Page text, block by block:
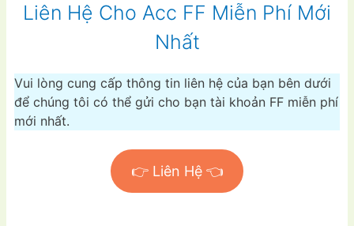
Liên Hệ Cho Acc FF Miễn Phí Mới
Nhất
Vui lòng cung cấp thông tin liên hệ của bạn bên dưới
để chúng tôi có thể gửi cho bạn tài khoản FF miễn phí
mới nhất.
👉 Liên Hệ 👈